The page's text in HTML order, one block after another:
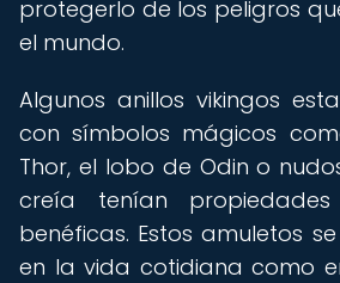
protegerlo de los peligros
el mundo.
Algunos anillos vikingos
con símbolos mágicos
Thor, el lobo de Odin o
creía tenían
benéficas. Estos amuletos
en la vida cotidiana como